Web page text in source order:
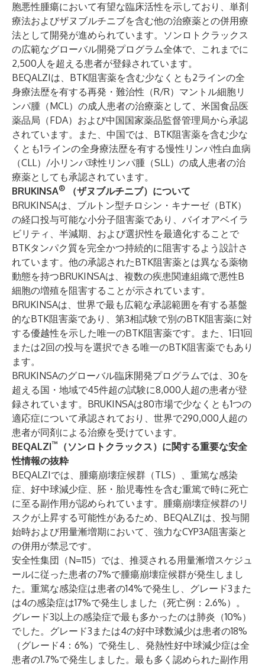
胞悪性腫瘍において有望な臨床活性を示しており、単剤
療法およびザヌブルチニブを含む他の治療薬との併用療
法として開発が進められています。ソンロトクラックス
の広範なグローバル開発プログラム全体で、これまでに
2,500人を超える患者が登録されています。
BEQALZIは、BTK阻害薬を含む少なくとも2ラインの全
身療法歴を有する再発・難治性（R/R）マントル細胞リ
ンパ腫（MCL）の成人患者の治療薬として、米国食品医
薬品局（FDA）および中国国家薬品監督管理局から承認
されています。また、中国では、BTK阻害薬を含む少な
くとも1ラインの全身療法歴を有する慢性リンパ性白血病
（CLL）/小リンパ球性リンパ腫（SLL）の成人患者の治
療薬としても承認されています。
BRUKINSA®
（ザヌブルチニブ）について
BRUKINSAは、ブルトン型チロシン・キナーゼ（BTK）
の経口投与可能な小分子阻害薬であり、バイオアベイラ
ビリティ、半減期、および選択性を最適化することで
BTKタンパク質を完全かつ持続的に阻害するよう設計さ
れています。他の承認されたBTK阻害薬とは異なる薬物
動態を持つBRUKINSAは、複数の疾患関連組織で悪性B
細胞の増殖を阻害することが示されています。
BRUKINSAは、世界で最も広範な承認範囲を有する基盤
的なBTK阻害薬であり、第3相試験で別のBTK阻害薬に対
する優越性を示した唯一のBTK阻害薬です。また、1日1回
または2回の投与を選択できる唯一のBTK阻害薬でもあり
ます。
BRUKINSAのグローバル臨床開発プログラムでは、30を
超える国・地域で45件超の試験に8,000人超の患者が登
録されています。BRUKINSAは80市場で少なくとも1つの
適応症について承認されており、世界で290,000人超の
患者が同剤による治療を受けています。
BEQALZI™
（ソンロトクラックス）に関する重要な安全
性情報の抜粋
BEQALZIでは、腫瘍崩壊症候群（TLS）、重篤な感染
症、好中球減少症、胚・胎児毒性を含む重篤で時に死亡
に至る副作用が認められています。腫瘍崩壊症候群のリ
スクが上昇する可能性があるため、BEQALZIは、投与開
始時および用量漸増期において、強力なCYP3A阻害薬と
の併用が禁忌です。
安全性集団（N=115）では、推奨される用量漸増スケジュ
ールに従った患者の7%で腫瘍崩壊症候群が発生しまし
た。重篤な感染症は患者の14%で発生し、グレード3また
は4の感染症は17%で発生しました（死亡例：2.6%）。
グレード3以上の感染症で最も多かったのは肺炎（10%）
でした。グレード3または4の好中球数減少は患者の18%
（グレード4：6%）で発生し、発熱性好中球減少症は全
患者の1.7%で発生しました。最も多く認められた副作用